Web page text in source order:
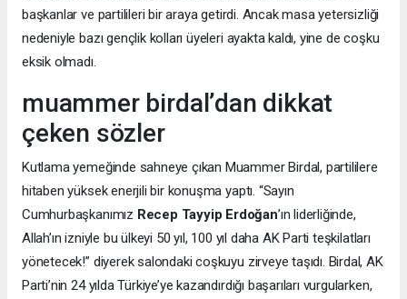
başkanlar ve partilileri bir araya getirdi. Ancak masa yetersizliği
nedeniyle bazı gençlik kolları üyeleri ayakta kaldı, yine de coşku
eksik olmadı.
muammer birdal’dan dikkat
çeken sözler
Kutlama yemeğinde sahneye çıkan Muammer Birdal, partililere
hitaben yüksek enerjili bir konuşma yaptı. “Sayın
Cumhurbaşkanımız Recep Tayyip Erdoğan’ın liderliğinde,
Allah’ın izniyle bu ülkeyi 50 yıl, 100 yıl daha AK Parti teşkilatları
yönetecek!” diyerek salondaki coşkuyu zirveye taşıdı. Birdal, AK
Parti’nin 24 yılda Türkiye’ye kazandırdığı başarıları vurgularken,